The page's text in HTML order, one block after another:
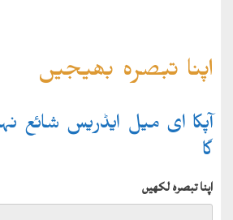
اپنا تبصرہ بھیجیں
آپکا ای میل ایڈریس شائع
گا
اپنا تبصرہ لکھیں